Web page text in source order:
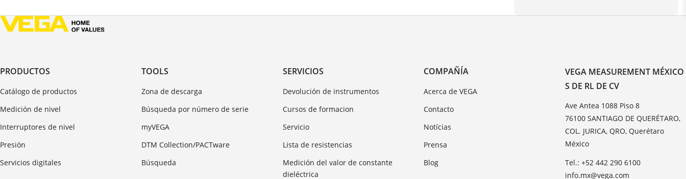
PRODUCTOS
Catálogo de productos
Medición de nivel
Interruptores de nivel
Presión
Servicios digitales
TOOLS
Zona de descarga
Búsqueda por número de serie
myVEGA
DTM Collection/PACTware
Búsqueda
SERVICIOS
Devolución de instrumentos
Cursos de formacion
Servicio
Lista de resistencias
Medición del valor de constante
dieléctrica
COMPAÑÍA
Acerca de VEGA
Contacto
Notícias
Prensa
Blog
VEGA MEASUREMENT MÉXICO
S DE RL DE CV
Ave Antea 1088 Piso 8
76100 SANTIAGO DE QUERÉTARO,
COL. JURICA, QRO, Querétaro
México
Tel.: +52 442 290 6100
info.mx@vega.com